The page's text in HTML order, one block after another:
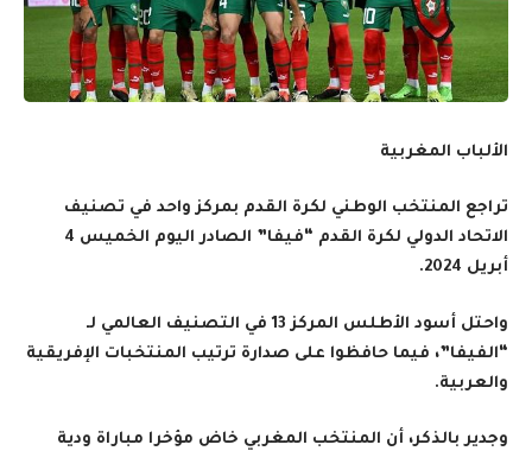
الألباب المغربية
تراجع المنتخب الوطني لكرة القدم بمركز واحد في تصنيف
الاتحاد الدولي لكرة القدم “فيفا” الصادر اليوم الخميس 4
أبريل 2024.
واحتل أسود الأطلس المركز 13 في التصنيف العالمي لـ
“الفيفا”، فيما حافظوا على صدارة ترتيب المنتخبات الإفريقية
والعربية.
وجدير بالذكر، أن المنتخب المغربي خاض مؤخرا مباراة ودية